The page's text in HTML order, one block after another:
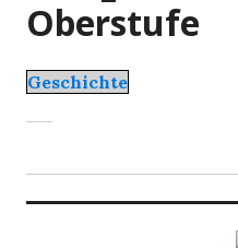
Oberstufe
Geschichte